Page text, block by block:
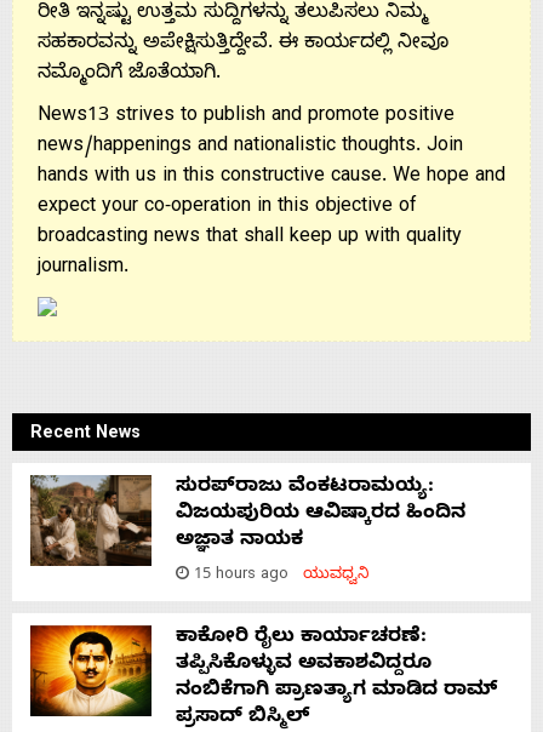
ರೀತಿ ಇನ್ನಷ್ಟು ಉತ್ತಮ ಸುದ್ದಿಗಳನ್ನು ತಲುಪಿಸಲು ನಿಮ್ಮ
ಸಹಕಾರವನ್ನು ಅಪೇಕ್ಷಿಸುತ್ತಿದ್ದೇವೆ. ಈ ಕಾರ್ಯದಲ್ಲಿ ನೀವೂ
ನಮ್ಮೊಂದಿಗೆ ಜೊತೆಯಾಗಿ.
News13 strives to publish and promote positive
news/happenings and nationalistic thoughts. Join
hands with us in this constructive cause. We hope and
expect your co-operation in this objective of
broadcasting news that shall keep up with quality
journalism.
Recent News
ಸುರಪ್‌ರಾಜು ವೆಂಕಟರಾಮಯ್ಯ:
ವಿಜಯಪುರಿಯ ಆವಿಷ್ಕಾರದ ಹಿಂದಿನ
ಅಜ್ಞಾತ ನಾಯಕ
15 hours ago ಯುವಧ್ವನಿ
ಕಾಕೋರಿ ರೈಲು ಕಾರ್ಯಾಚರಣೆ:
ತಪ್ಪಿಸಿಕೊಳ್ಳುವ ಅವಕಾಶವಿದ್ದರೂ
ನಂಬಿಕೆಗಾಗಿ ಪ್ರಾಣತ್ಯಾಗ ಮಾಡಿದ ರಾಮ್
ಪ್ರಸಾದ್ ಬಿಸ್ಮಿಲ್